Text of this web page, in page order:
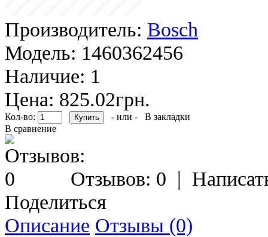
Производитель: Bosch
Модель: 1460362456
Наличие: 1
Цена: 825.02грн.
Кол-во: - или -
В закладки
В сравнение
Отзывов: 0 |
Поделиться
Описание Отзывы (0)